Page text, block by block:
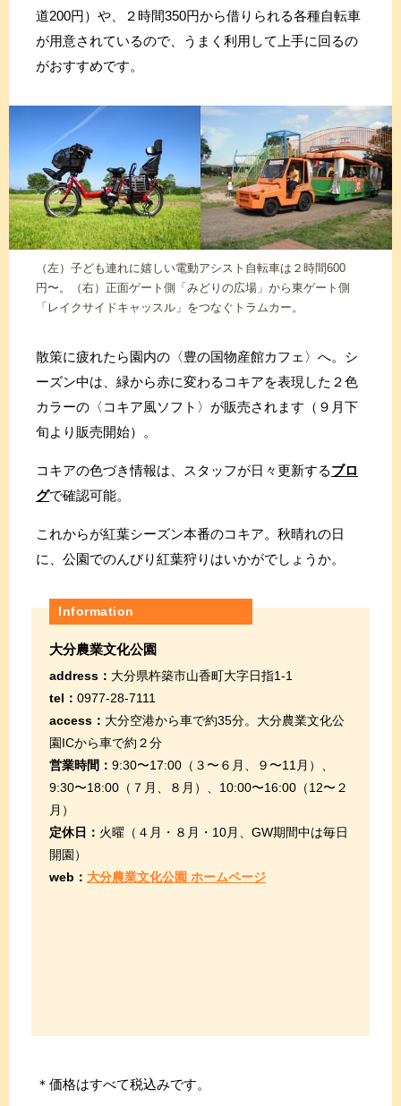
道200円）や、２時間350円から借りられる各種自転車
が用意されているので、うまく利用して上手に回るの
がおすすめです。
（左）子ども連れに嬉しい電動アシスト自転車は２時間600
円〜。（右）正面ゲート側「みどりの広場」から東ゲート側
「レイクサイドキャッスル」をつなぐトラムカー。
散策に疲れたら園内の〈豊の国物産館カフェ〉へ。シ
ーズン中は、緑から赤に変わるコキアを表現した２色
カラーの〈コキア風ソフト〉が販売されます（９月下
旬より販売開始）。
コキアの色づき情報は、スタッフが日々更新するブロ
グで確認可能。
これからが紅葉シーズン本番のコキア。秋晴れの日
に、公園でのんびり紅葉狩りはいかがでしょうか。
Information
大分農業文化公園
address： 大分県杵築市山香町大字日指1-1
tel： 0977-28-7111
access： 大分空港から車で約35分。大分農業文化公
園ICから車で約２分
営業時間： 9:30〜17:00（３〜６月、９〜11月）、
9:30〜18:00（７月、８月）、10:00〜16:00（12〜２
月）
定休日： 火曜（４月・８月・10月、GW期間中は毎日
開園）
web： 大分農業文化公園 ホームページ
＊価格はすべて税込みです。